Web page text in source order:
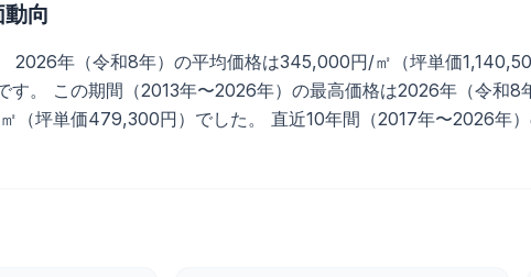
向
2026年（令和8年）の平均価格は345,000円/㎡（坪単価
。 この期間（2013年〜2026年）の最高価格は2026年（令和
（坪単価479,300円）でした。 直近10年間（2017年〜2026年